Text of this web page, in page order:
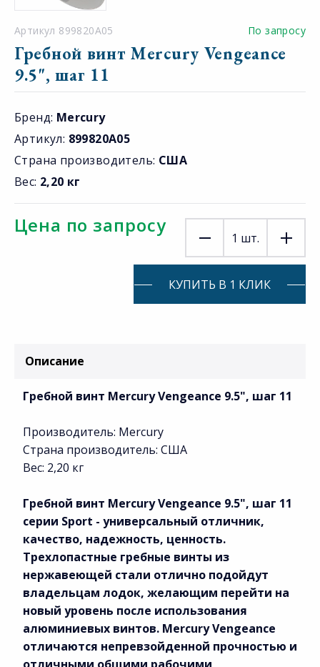
Артикул 899820A05 По запросу
Гребной винт Mercury Vengeance
9.5", шаг 11
Бренд: Mercury
Артикул: 899820A05
Страна производитель: США
Вес: 2,20 кг
Цена по запросу
1 шт.
КУПИТЬ В 1 КЛИК
Описание
Гребной винт Mercury Vengeance 9.5", шаг 11
Производитель: Mercury
Страна производитель: США
Вес: 2,20 кг
Гребной винт Mercury Vengeance 9.5", шаг 11
серии Sport - универсальный отличник,
качество, надежность, ценность.
Трехлопастные гребные винты из
нержавеющей стали отлично подойдут
владельцам лодок, желающим перейти на
новый уровень после использования
алюминиевых винтов. Mercury Vengeance
отличаются непревзойденной прочностью и